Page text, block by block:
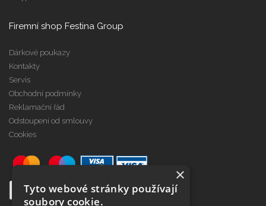
Firemní shop Festina Group
Dárkové poukazy
Kontakty
Servis
Obchodní podmínky
Reklamační řád
Odstoupení od smlouvy
Cookies
×
Tyto webové stránky používají
soubory cookie.